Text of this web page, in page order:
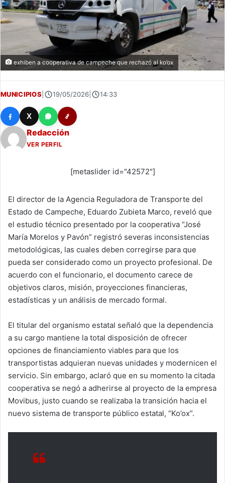
exhiben a cooperativa de campeche que rechazó al ko’ox
MUNICIPIOS 19/05/2026 14:33
X
Redacción
VER PERFIL
[metaslider id="42572"]
El director de la Agencia Reguladora de Transporte del
Estado de Campeche, Eduardo Zubieta Marco, reveló que
el estudio técnico presentado por la cooperativa “José
María Morelos y Pavón” registró severas inconsistencias
metodológicas, las cuales deben corregirse para que
pueda ser considerado como un proyecto profesional. De
acuerdo con el funcionario, el documento carece de
objetivos claros, misión, proyecciones financieras,
estadísticas y un análisis de mercado formal.
El titular del organismo estatal señaló que la dependencia
a su cargo mantiene la total disposición de ofrecer
opciones de financiamiento viables para que los
transportistas adquieran nuevas unidades y modernicen el
servicio. Sin embargo, aclaró que en su momento la citada
cooperativa se negó a adherirse al proyecto de la empresa
Movibus, justo cuando se realizaba la transición hacia el
nuevo sistema de transporte público estatal, “Ko’ox”.